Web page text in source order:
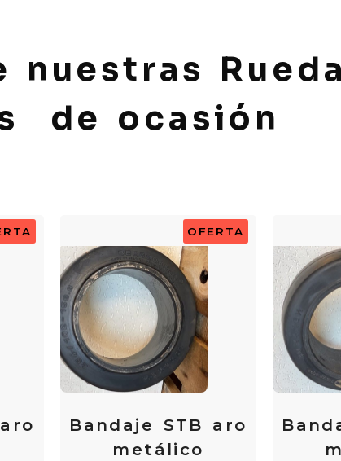
nuestras
de ocasión
OFERTA
Bandaje STB aro
metálico